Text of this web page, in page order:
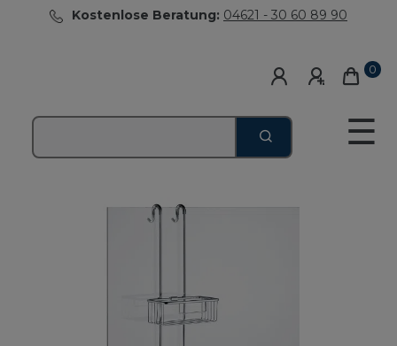
Kostenlose Beratung: 04621 - 30 60 89 90
0
☰